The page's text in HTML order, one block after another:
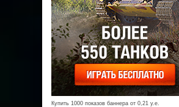
Купить 1000 показов баннера от 0,21 у.е.